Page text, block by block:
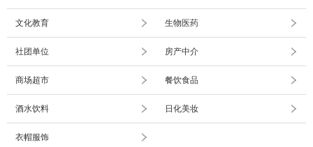
文化教育 生物医药
社团单位 房产中介
商场超市 餐饮食品
酒水饮料 日化美妆
衣帽服饰